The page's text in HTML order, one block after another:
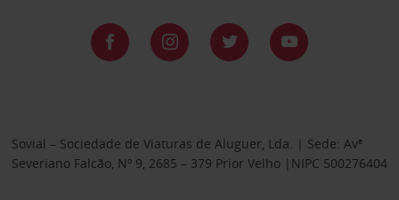
Sovial – Sociedade de Viaturas de Aluguer, Lda. | Sede: Avª
Severiano Falcão, Nº 9, 2685 – 379 Prior Velho |NIPC 500276404